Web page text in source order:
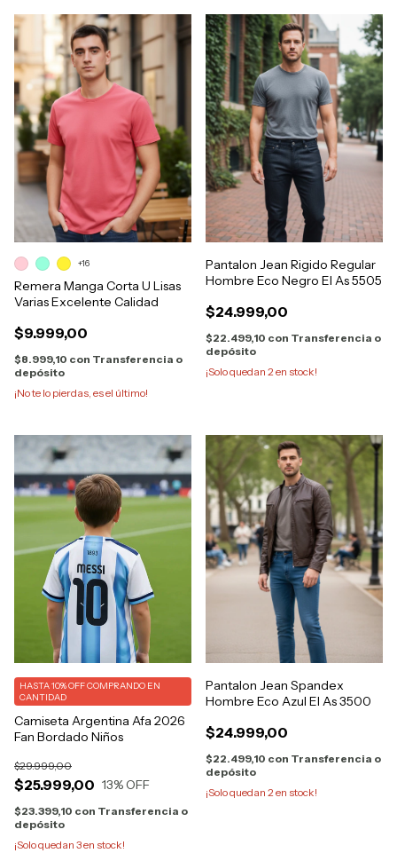
Remera Manga Corta U Lisas
Varias Excelente Calidad
$9.999,00
$8.999,10 con Transferencia o
depósito
¡No te lo pierdas, es el último!
+16
Pantalon Jean Rigido Regular
Hombre Eco Negro El As 5505
$24.999,00
$22.499,10 con Transferencia o
depósito
¡Solo quedan 2 en stock!
Camiseta Argentina Afa 2026
Fan Bordado Niños
$25.999,00
$29.999,00
13% OFF
HASTA 10% OFFCOMPRANDO EN
CANTIDAD
$23.399,10 con Transferencia o
depósito
¡Solo quedan 3en stock!
Pantalon Jean Spandex
Hombre Eco Azul El As 3500
$24.999,00
$22.499,10 con Transferencia o
depósito
¡Solo quedan 2 en stock!